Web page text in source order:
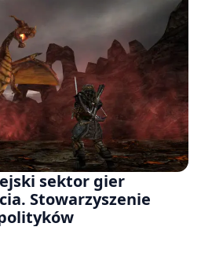
sektor gier
Stowarzyszenie